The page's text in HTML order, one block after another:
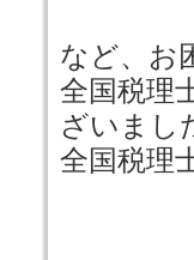
など、お
全国税理
ざいまし
全国税理